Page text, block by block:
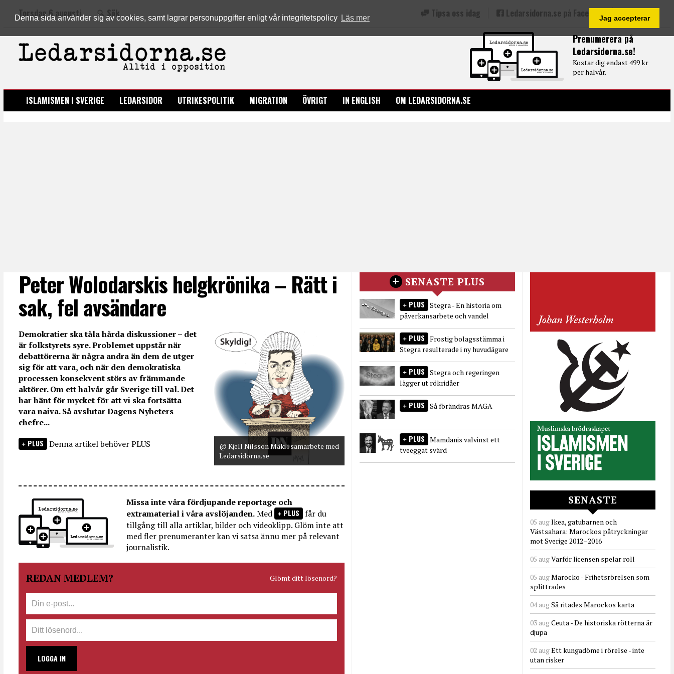
Denna sida använder sig av cookies, samt lagrar personuppgifter enligt vår integritetspolicy Läs mer Jag accepterar
Prenumerera på
Ledarsidorna.se!
Kostar dig endast 499 kr
per halvår.
Torsdag 6 augusti Sök Tipsa oss idag Ledarsidorna.se på Facebook
LEDARSIDORNA.SE
ISLAMISMEN I SVERIGE LEDARSIDOR UTRIKESPOLITIK MIGRATION ÖVRIGT IN ENGLISH OM LEDARSIDORNA.SE
Peter Wolodarskis helgkrönika – Rätt i
sak, fel avsändare
@ Kjell Nilsson Mäki i samarbete med
Ledarsidorna.se
Demokratier ska tåla hårda diskussioner – det
är folkstyrets syre. Problemet uppstår när
debattörerna är några andra än dem de utger
sig för att vara, och när den demokratiska
processen konsekvent störs av främmande
aktörer. Om ett halvår går Sverige till val. Det
har hänt för mycket för att vi ska fortsätta
vara naiva. Så avslutar Dagens Nyheters
chefre...
PLUS Denna artikel behöver PLUS
Missa inte våra fördjupande reportage och
extramaterial i våra avslöjanden.Med PLUS får du
tillgång till alla artiklar, bilder och videoklipp. Glöm inte att
med fler prenumeranter kan vi satsa ännu mer på relevant
journalistik.
REDAN MEDLEM? Glömt ditt lösenord?
LOGGA IN
SENASTE PLUS
PLUS Stegra - En historia om
påverkansarbete och vandel
PLUS Frostig bolagsstämma i
Stegra resulterade i ny huvudägare
PLUS Stegra och regeringen
lägger ut rökridåer
PLUS Så förändras MAGA
PLUS Mamdanis valvinst ett
tveeggat svärd
SENASTE
05 augIkea, gatubarnen och
Västsahara: Marockos påtryckningar
mot Sverige 2012–2016
05 augVarför licensen spelar roll
05 augMarocko - Frihetsrörelsen som
splittrades
04 augSå ritades Marockos karta
03 augCeuta - De historiska rötterna är
djupa
02 augEtt kungadöme i rörelse - inte
utan risker